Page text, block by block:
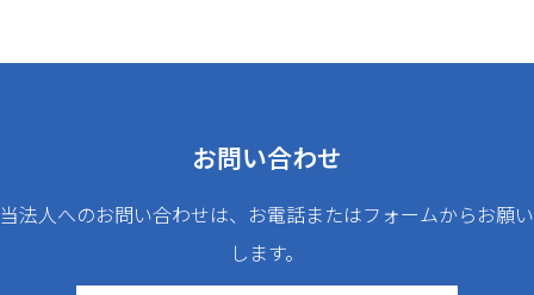
お問い合わせ
当法人へのお問い合わせは、お電話またはフォームからお願い
します。